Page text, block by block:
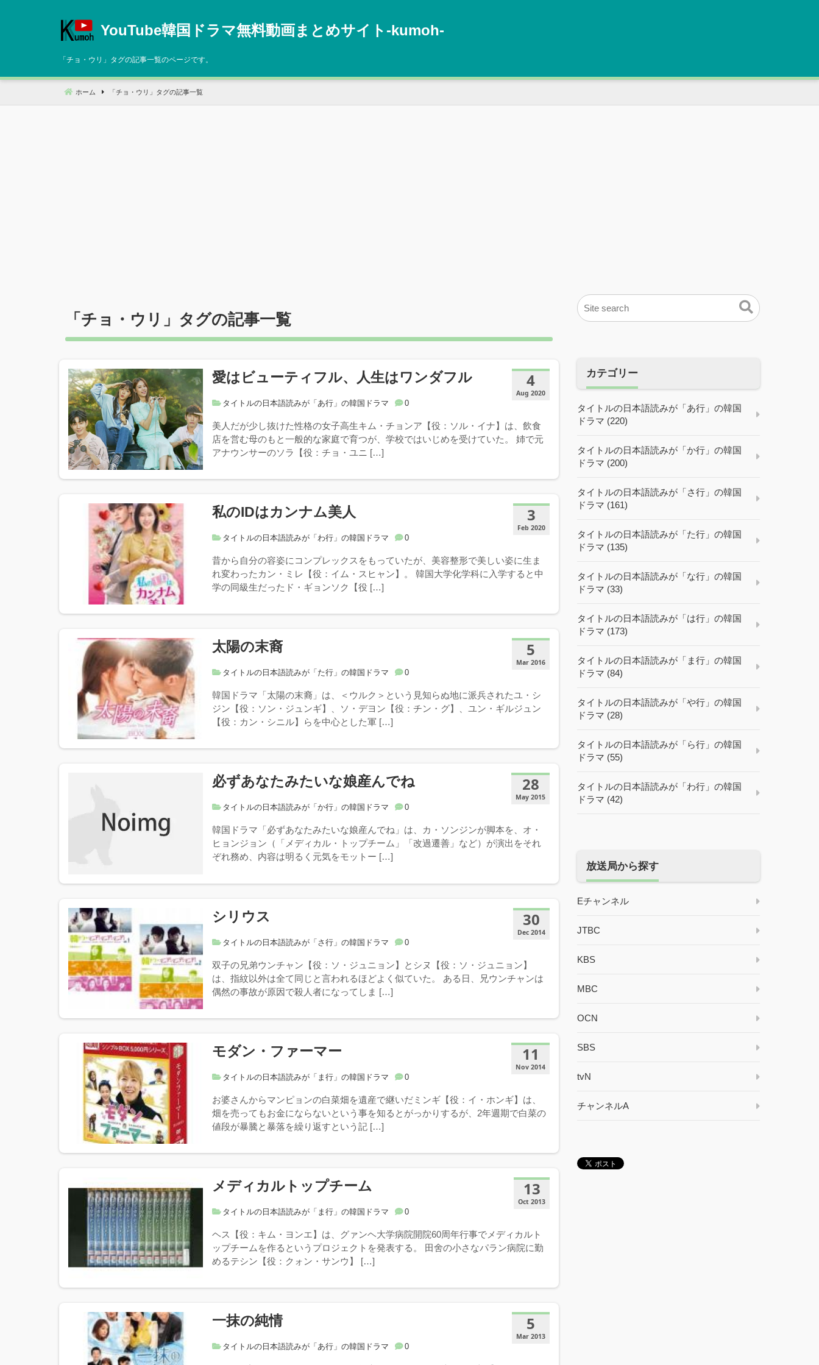
へ
動
YouTube韓国ドラマ無料動画まとめサイト‐kumoh‐
「 チョ・ウリ 」タグの記事一覧のページです。
ホーム 「 チョ・ウリ 」タグの記事一覧
「 チョ・ウリ 」タグの記事一覧
4
Aug 2020
愛はビューティフル、人生はワンダフル
タイトルの日本語読みが「あ行」の韓国ドラマ 0
美人だが少し抜けた性格の女子高生キム・チョンア【役：ソル・イナ】は、飲食
店を営む母のもと一般的な家庭で育つが、学校ではいじめを受けていた。 姉で元
アナウンサーのソラ【役：チョ・ユニ […]
3
Feb 2020
私のIDはカンナム美人
タイトルの日本語読みが「わ行」の韓国ドラマ 0
昔から自分の容姿にコンプレックスをもっていたが、美容整形で美しい姿に生ま
れ変わったカン・ミレ【役：イム・スヒャン】。 韓国大学化学科に入学すると中
学の同級生だったド・ギョンソク【役 […]
5
Mar 2016
太陽の末裔
タイトルの日本語読みが「た行」の韓国ドラマ 0
韓国ドラマ「太陽の末裔」は、＜ウルク＞という見知らぬ地に派兵されたユ・シ
ジン【役：ソン・ジュンギ】、ソ・デヨン【役：チン・グ】、ユン・ギルジュン
【役：カン・シニル】らを中心とした軍 […]
28
May 2015
必ずあなたみたいな娘産んでね
タイトルの日本語読みが「か行」の韓国ドラマ 0
韓国ドラマ「必ずあなたみたいな娘産んでね」は、カ・ソンジンが脚本を、オ・
ヒョンジョン（「メディカル・トップチーム」「改過遷善」など）が演出をそれ
ぞれ務め、内容は明るく元気をモットー […]
30
Dec 2014
シリウス
タイトルの日本語読みが「さ行」の韓国ドラマ 0
双子の兄弟ウンチャン【役：ソ・ジュニョン】とシヌ【役：ソ・ジュニョン】
は、指紋以外は全て同じと言われるほどよく似ていた。 ある日、兄ウンチャンは
偶然の事故が原因で殺人者になってしま […]
11
Nov 2014
モダン・ファーマー
タイトルの日本語読みが「ま行」の韓国ドラマ 0
お婆さんからマンピョンの白菜畑を遺産で継いだミンギ【役：イ・ホンギ】は、
畑を売ってもお金にならないという事を知るとがっかりするが、2年週期で白菜の
値段が暴騰と暴落を繰り返すという記 […]
13
Oct 2013
メディカルトップチーム
タイトルの日本語読みが「ま行」の韓国ドラマ 0
ヘス【役：キム・ヨンエ】は、グァンヘ大学病院開院60周年行事でメディカルト
ップチームを作るというプロジェクトを発表する。 田舍の小さなパラン病院に勤
めるテシン【役：クォン・サンウ】 […]
5
Mar 2013
一抹の純情
タイトルの日本語読みが「あ行」の韓国ドラマ 0
カテゴリー
タイトルの日本語読みが「あ行」の韓国
ドラマ (220)
タイトルの日本語読みが「か行」の韓国
ドラマ (200)
タイトルの日本語読みが「さ行」の韓国
ドラマ (161)
タイトルの日本語読みが「た行」の韓国
ドラマ (135)
タイトルの日本語読みが「な行」の韓国
ドラマ (33)
タイトルの日本語読みが「は行」の韓国
ドラマ (173)
タイトルの日本語読みが「ま行」の韓国
ドラマ (84)
タイトルの日本語読みが「や行」の韓国
ドラマ (28)
タイトルの日本語読みが「ら行」の韓国
ドラマ (55)
タイトルの日本語読みが「わ行」の韓国
ドラマ (42)
放送局から探す
Eチャンネル
JTBC
KBS
MBC
OCN
SBS
tvN
チャンネルA